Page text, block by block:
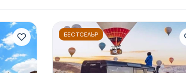
БЕСТСЕЛЪР